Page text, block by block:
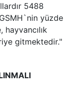
5488
yüzde
gitmektedir."